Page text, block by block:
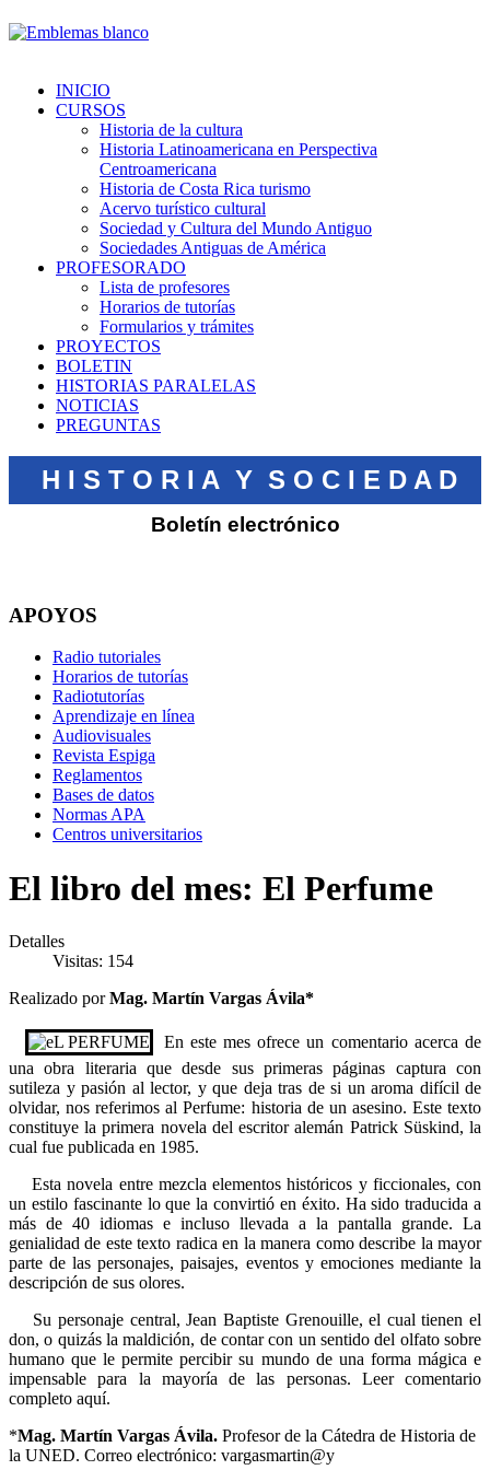
INICIO
CURSOS
Historia de la cultura
Historia Latinoamericana en Perspectiva
Centroamericana
Historia de Costa Rica turismo
Acervo turístico cultural
Sociedad y Cultura del Mundo Antiguo
Sociedades Antiguas de América
PROFESORADO
Lista de profesores
Horarios de tutorías
Formularios y trámites
PROYECTOS
BOLETIN
HISTORIAS PARALELAS
NOTICIAS
PREGUNTAS
H I S T O R I A Y S O C I E D A D
Boletín electrónico
APOYOS
Radio tutoriales
Horarios de tutorías
Radiotutorías
Aprendizaje en línea
Audiovisuales
Revista Espiga
Reglamentos
Bases de datos
Normas APA
Centros universitarios
El libro del mes: El Perfume
Detalles
Visitas: 154
Realizado porMag. Martín Vargas Ávila*
En este mes ofrece un comentario acerca de
una obra literaria que desde sus primeras páginas captura con
sutileza y pasión al lector, y que deja tras de si un aroma difícil de
olvidar, nos referimos al Perfume: historia de un asesino. Este texto
constituye la primera novela del escritor alemán Patrick Süskind, la
cual fue publicada en 1985.
Esta novela entre mezcla elementos históricos y ficcionales, con
un estilo fascinante lo que la convirtió en éxito. Ha sido traducida a
más de 40 idiomas e incluso llevada a la pantalla grande. La
genialidad de este texto radica en la manera como describe la mayor
parte de las personajes, paisajes, eventos y emociones mediante la
descripción de sus olores.
Su personaje central, Jean Baptiste Grenouille, el cual tienen el
don, o quizás la maldición, de contar con un sentido del olfato sobre
humano que le permite percibir su mundo de una forma mágica e
impensable para la mayoría de las personas. Leer comentario
completo aquí.
*Mag. Martín Vargas Ávila. Profesor de la Cátedra de Historia de
la UNED. Correo electrónico: vargasmartin@y